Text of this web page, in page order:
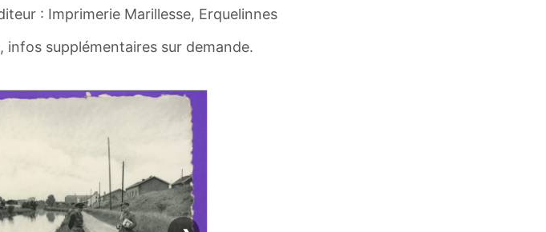
: Imprimerie Marillesse, Erquelinnes
supplémentaires sur demande.